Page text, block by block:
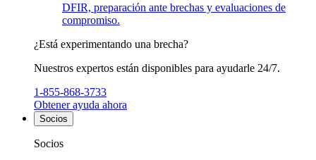
DFIR, preparación ante brechas y evaluaciones de
compromiso.
¿Está experimentando una brecha?
Nuestros expertos están disponibles para ayudarle 24/7.
1-855-868-3733
Obtener ayuda ahora
Socios
Socios